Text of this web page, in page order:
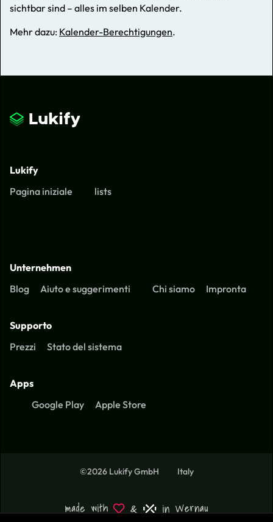
sichtbar sind – alles im selben Kalender.
Mehr dazu: Kalender-Berechtigungen.
Lukify
Pagina iniziale
lists
Unternehmen
Blog
Aiuto e suggerimenti Chi siamo Impronta
Supporto
Prezzi
Stato del sistema
Apps
Google Play
Apple Store
©2026 Lukify GmbH Italy